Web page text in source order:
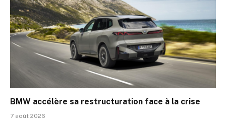
BMW accélère sa restructuration face à la crise
7 août 2026